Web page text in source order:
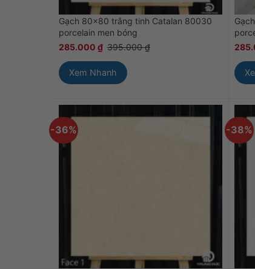
Gạch 80×80 trắng tinh Catalan 80030
porcelain men bóng
285.000 ₫ 395.000₫
Xem Nhanh
-36% -38%